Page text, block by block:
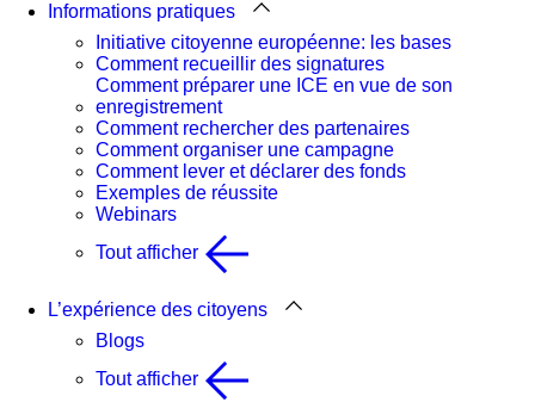
Informations pratiques
Initiative citoyenne européenne: les bases
Comment recueillir des signatures
Comment préparer une ICE en vue de son
enregistrement
Comment rechercher des partenaires
Comment organiser une campagne
Comment lever et déclarer des fonds
Exemples de réussite
Webinars
Tout afficher
L’expérience des citoyens
Blogs
Tout afficher